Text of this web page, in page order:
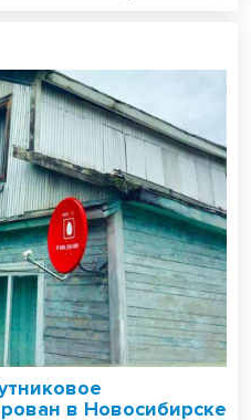
в Новосибирске